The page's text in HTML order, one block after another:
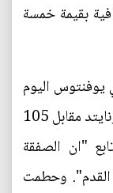
بقيمة خمسة
يوفنتوس اليوم
ان بول بوغبا اكمل انتقاله الى مانشستر يونايتد مقابل 105
"ان الصفقة
وحطمت